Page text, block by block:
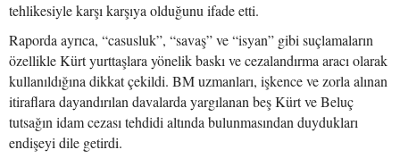
tehlikesiyle karşı karşıya olduğunu ifade etti.
Raporda ayrıca, “casusluk”, “savaş” ve “isyan” gibi suçlamaların
özellikle Kürt yurttaşlara yönelik baskı ve cezalandırma aracı olarak
kullanıldığına dikkat çekildi. BM uzmanları, işkence ve zorla alınan
itiraflara dayandırılan davalarda yargılanan beş Kürt ve Beluç
tutsağın idam cezası tehdidi altında bulunmasından duydukları
endişeyi dile getirdi.